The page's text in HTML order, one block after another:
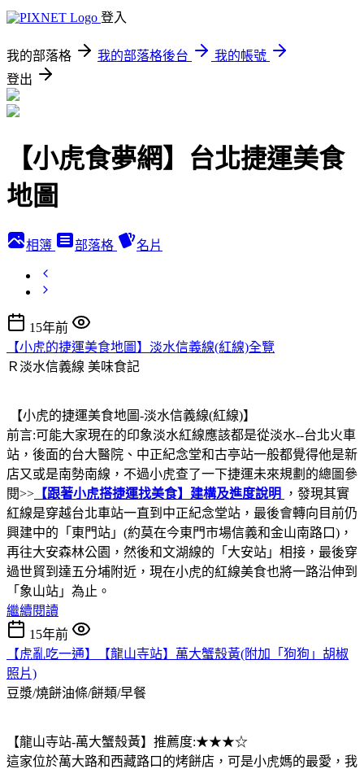
登入
我的部落格 我的部落格後台
我的帳號
登出
【小虎食夢網】台北捷運美食
地圖
相簿 部落格 名片
15年前
【小虎的捷運美食地圖】淡水信義線(紅線)全覽
Ｒ淡水信義線 美味食記
【小虎的捷運美食地圖-淡水信義線(紅線)】
前言:可能大家現在的印象淡水紅線應該都是從淡水--台北火車
站，後面的台大醫院、中正紀念堂和古亭站一般都覺得他是新
店又或是南勢南線，不過小虎查了一下捷運未來規劃的總圖參
閱>> 【跟著小虎搭捷運找美食】建構及進度說明
，發現其實
紅線是穿越台北車站一直到中正紀念堂站，最後會轉向目前仍
興建中的「東門站」(約莫在今東門市場信義和金山南路口)，
再往大安森林公園，然後和文湖線的「大安站」相接，最後穿
過世貿到達五分埔附近，現在小虎的紅線美食也將一路沿伸到
「象山站」為止。
繼續閱讀
15年前
【虎亂吃一通】【龍山寺站】萬大蟹殼黃(附加「狗狗」胡椒
照片)
豆漿/燒餅油條/餅類/早餐
【龍山寺站-萬大蟹殼黃】推薦度:★★★☆
這家位於萬大路和西藏路口的烤餅店，可是小虎媽的最愛，我